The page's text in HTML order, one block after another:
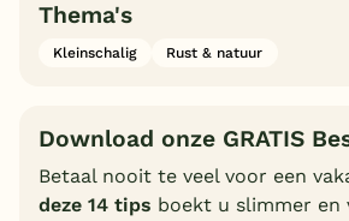
Thema's
Kleinschalig Rust & natuur
Download onze GRATIS
Betaal nooit te veel voor een
deze 14 tips boekt u slimmer en